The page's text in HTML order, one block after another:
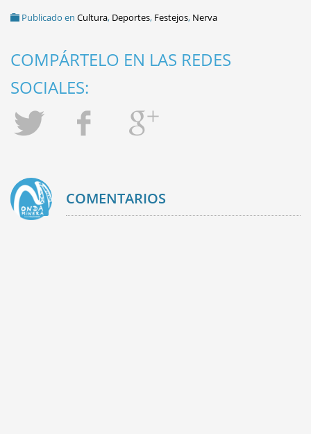
Publicado en Cultura, Deportes, Festejos, Nerva
COMPÁRTELO EN LAS REDES
SOCIALES:
COMENTARIOS